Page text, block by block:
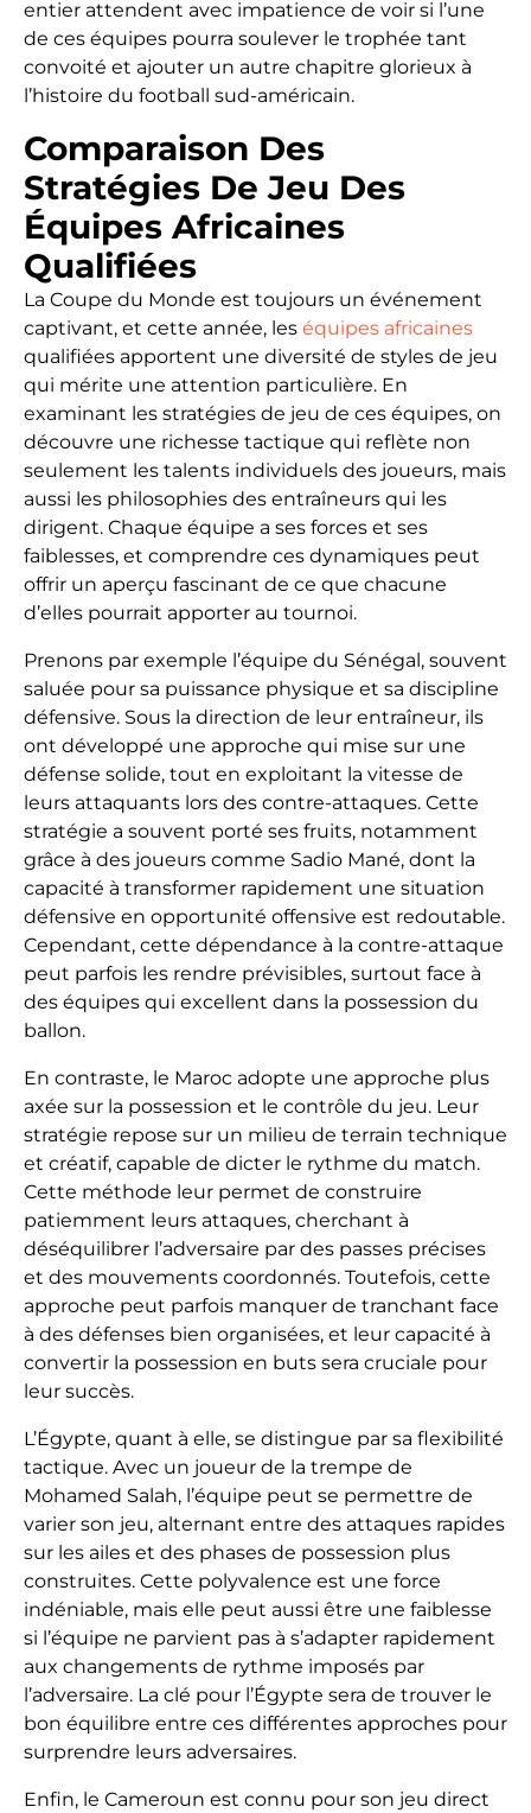
entier attendent avec impatience de voir si l’une
de ces équipes pourra soulever le trophée tant
convoité et ajouter un autre chapitre glorieux à
l’histoire du football sud-américain.
Comparaison Des
Stratégies De Jeu Des
Équipes Africaines
Qualifiées
La Coupe du Monde est toujours un événement
captivant, et cette année, les équipes africaines
qualifiées apportent une diversité de styles de jeu
qui mérite une attention particulière. En
examinant les stratégies de jeu de ces équipes, on
découvre une richesse tactique qui reflète non
seulement les talents individuels des joueurs, mais
aussi les philosophies des entraîneurs qui les
dirigent. Chaque équipe a ses forces et ses
faiblesses, et comprendre ces dynamiques peut
offrir un aperçu fascinant de ce que chacune
d’elles pourrait apporter au tournoi.
Prenons par exemple l’équipe du Sénégal, souvent
saluée pour sa puissance physique et sa discipline
défensive. Sous la direction de leur entraîneur, ils
ont développé une approche qui mise sur une
défense solide, tout en exploitant la vitesse de
leurs attaquants lors des contre-attaques. Cette
stratégie a souvent porté ses fruits, notamment
grâce à des joueurs comme Sadio Mané, dont la
capacité à transformer rapidement une situation
défensive en opportunité offensive est redoutable.
Cependant, cette dépendance à la contre-attaque
peut parfois les rendre prévisibles, surtout face à
des équipes qui excellent dans la possession du
ballon.
En contraste, le Maroc adopte une approche plus
axée sur la possession et le contrôle du jeu. Leur
stratégie repose sur un milieu de terrain technique
et créatif, capable de dicter le rythme du match.
Cette méthode leur permet de construire
patiemment leurs attaques, cherchant à
déséquilibrer l’adversaire par des passes précises
et des mouvements coordonnés. Toutefois, cette
approche peut parfois manquer de tranchant face
à des défenses bien organisées, et leur capacité à
convertir la possession en buts sera cruciale pour
leur succès.
L’Égypte, quant à elle, se distingue par sa flexibilité
tactique. Avec un joueur de la trempe de
Mohamed Salah, l’équipe peut se permettre de
varier son jeu, alternant entre des attaques rapides
sur les ailes et des phases de possession plus
construites. Cette polyvalence est une force
indéniable, mais elle peut aussi être une faiblesse
si l’équipe ne parvient pas à s’adapter rapidement
aux changements de rythme imposés par
l’adversaire. La clé pour l’Égypte sera de trouver le
bon équilibre entre ces différentes approches pour
surprendre leurs adversaires.
Enfin, le Cameroun est connu pour son jeu direct